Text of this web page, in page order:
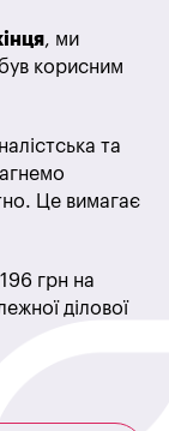
, ми
корисним
та
Це вимагає
грн на
ділової